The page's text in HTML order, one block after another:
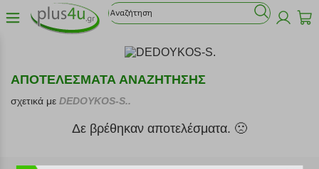
ΑΠΟΤΕΛΕΣΜΑΤΑ ΑΝΑΖΗΤΗΣΗΣ
σχετικά με DEDOYKOS-S..
Δε βρέθηκαν αποτελέσματα. 🙁